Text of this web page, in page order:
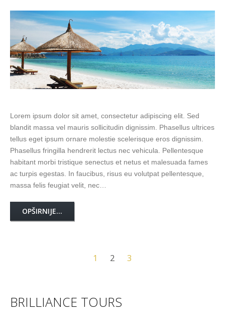
Lorem ipsum dolor sit amet, consectetur adipiscing elit. Sed
blandit massa vel mauris sollicitudin dignissim. Phasellus ultrices
tellus eget ipsum ornare molestie scelerisque eros dignissim.
Phasellus fringilla hendrerit lectus nec vehicula. Pellentesque
habitant morbi tristique senectus et netus et malesuada fames
ac turpis egestas. In faucibus, risus eu volutpat pellentesque,
massa felis feugiat velit, nec…
OPŠIRNIJE...
1 2 3
BRILLIANCE TOURS